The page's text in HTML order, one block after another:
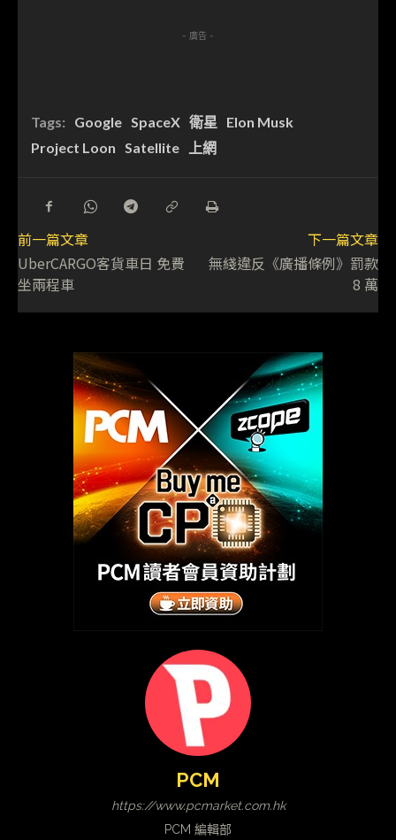
- 廣告 -
Tags: Google SpaceX 衛星
Elon Musk
Project Loon Satellite 上網
前一篇文章
UberCARGO客貨車日 免費
坐兩程車
下一篇文章
無綫違反《廣播條例》罰款
8 萬
PCM
https://www.pcmarket.com.hk
PCM 編輯部